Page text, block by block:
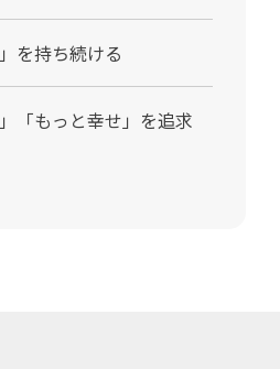
を持ち続ける
「もっと幸せ」を追求